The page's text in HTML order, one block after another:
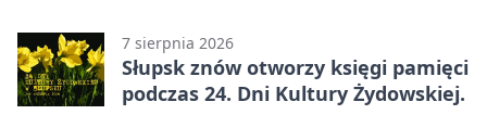
7 sierpnia 2026
Słupsk znów otworzy księgi pamięci
podczas 24. Dni Kultury Żydowskiej.